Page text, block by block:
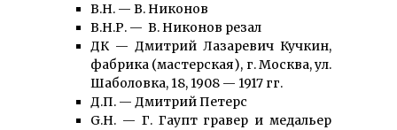
В.Н. — В. Никонов
В.Н.Р. — В. Никонов резал
ДК — Дмитрий Лазаревич Кучкин,
фабрика (мастерская), г. Москва, ул.
Шаболовка, 18, 1908 — 1917 гг.
Д.П. — Дмитрий Петерс
G.H. — Г. Гаупт гравер и медальер